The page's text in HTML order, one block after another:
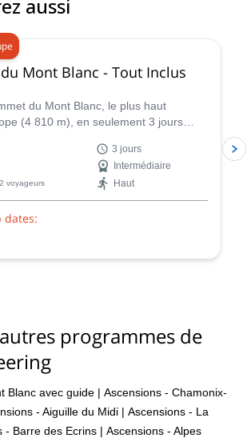
you, Victor ☺
aussi
Mont Blanc - Tout Inclus
du Mont Blanc, le plus haut
(4 810 m), en seulement 3 jours
de montagne certifiés UIAGM/IFMGA,
du Mont Blanc mettent l'accent sur
votre réussite. Nos guides
leur connaissance intime de la
créer une ascension unique et
vous.
voyageurs
3 jours
Intermédiaire
Haut
dates:
programmes de
Blanc avec guide | Ascensions - Chamonix-
- Aiguille du Midi | Ascensions - La
- Barre des Ecrins | Ascensions - Alpes